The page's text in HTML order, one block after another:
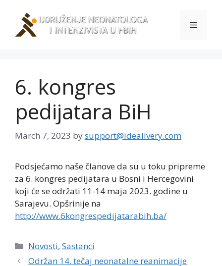
content
Menu
6. kongres
pedijatara BiH
March 7, 2023 bysupport@idealivery.com
Podsjećamo naše članove da su u toku pripreme
za 6. kongres pedijatara u Bosni i Hercegovini
koji će se održati 11-14 maja 2023. godine u
Sarajevu. Opšrinije na
http://www.6kongrespedijatarabih.ba/
Categories
Novosti,Sastanci
Održan 14. tečaj neonatalne reanimacije